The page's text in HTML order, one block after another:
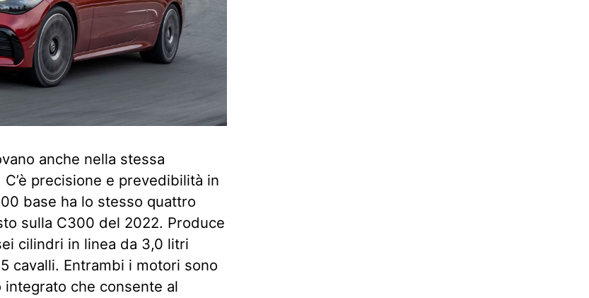
anche nella stessa
precisione e prevedibilità in
base ha lo stesso quattro
sulla C300 del 2022. Produce
cilindri in linea da 3,0 litri
cavalli. Entrambi i motori sono
che consente al